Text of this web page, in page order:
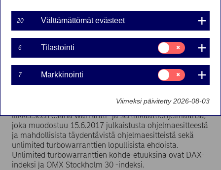
turbowarranttisarjaa
21.5.2018, sarjat 2018:
L18N FI ja 2018: L19N FI
18-05-2018 12:12
Nordea Bank AB (publ) laskee unlimited turbowarrantit
liikkeeseen osana warrantti- ja sertifikaattiohjelmaansa,
joka muodostuu 15.6.2017 julkaistusta ohjelmaesitteestä
ja mahdollisista täydentävistä ohjelmaesitteistä sekä
unlimited turbowarranttien lopullisista ehdoista.
Unlimited turbowarranttien kohde-etuuksina ovat DAX-
indeksi ja OMX Stockholm 30 -indeksi.
20 Välttämättömät evästeet
6 Tilastointi
Suostumusvalinta:
Tilastointi
7 Markkinointi
Suostumusvalinta:
Markkinointi
Viimeksi päivitetty 2026-08-03